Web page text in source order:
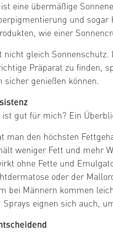
eine übermäßige
und
wie einer
nicht gleich
Präparat zu finden,
sicher genießen können.
ist gut für mich? Ein
man den höchsten
weniger Fett und mehr
ohne Fette und
oder der
bei Männern kommen
Sprays eignen sich auch,